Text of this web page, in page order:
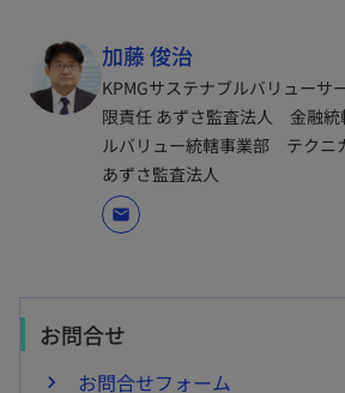
加藤 俊治
KPMGサステナブルバリューサ
限責任 あずさ監査法人 金融統
ルバリュー統轄事業部 テクニ
あずさ監査法人
mail
お問合せ
お問合せフォーム